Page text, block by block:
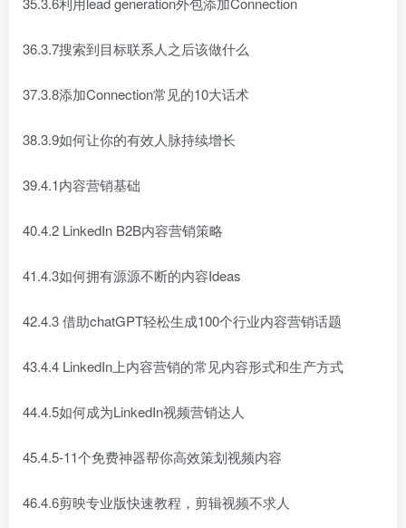
36.3.7搜索到目标联系人之后该做什么
37.3.8添加Connection常见的10大话术
38.3.9如何让你的有效人脉持续增长
39.4.1内容营销基础
40.4.2 LinkedIn B2B内容营销策略
41.4.3如何拥有源源不断的内容Ideas
42.4.3 借助chatGPT轻松生成100个行业内容营销话题
43.4.4 LinkedIn上内容营销的常见内容形式和生产方式
44.4.5如何成为LinkedIn视频营销达人
45.4.5-11个免费神器帮你高效策划视频内容
46.4.6剪映专业版快速教程，剪辑视频不求人